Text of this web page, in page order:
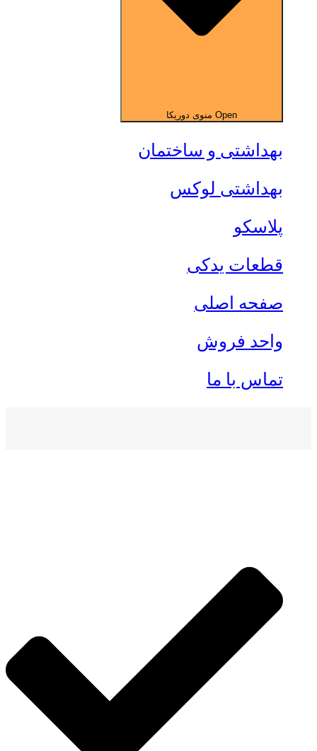
Open منوی دوریکا
بهداشتی و ساختمان
بهداشتی لوکس
پلاسکو
قطعات یدکی
صفحه اصلی
واحد فروش
تماس با ما